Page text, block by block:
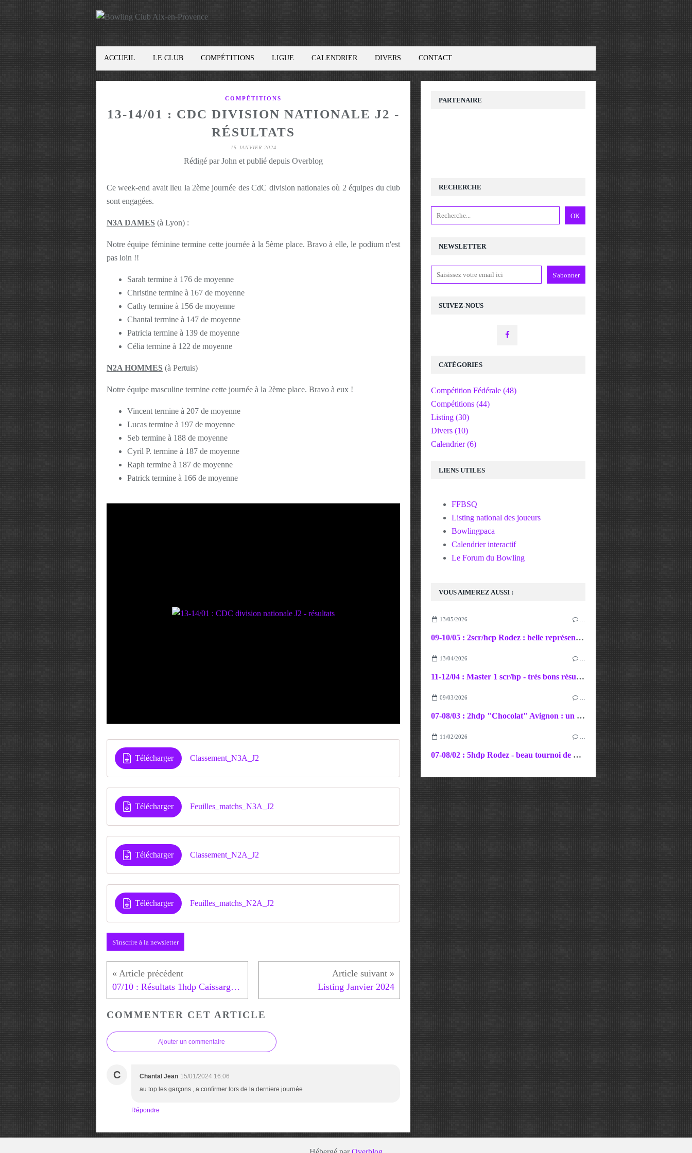
ACCUEIL LE CLUB COMPÉTITIONS LIGUE CALENDRIER DIVERS CONTACT
COMPÉTITIONS
13-14/01 : CDC DIVISION NATIONALE J2 -
RÉSULTATS
15 JANVIER 2024
Rédigé par John et publié depuis Overblog
Ce week-end avait lieu la 2ème journée des CdC division nationales où 2 équipes du club
sont engagées.
N3A DAMES (à Lyon) :
Notre équipe féminine termine cette journée à la 5ème place. Bravo à elle, le podium n'est
pas loin !!
Sarah termine à 176 de moyenne
Christine termine à 167 de moyenne
Cathy termine à 156 de moyenne
Chantal termine à 147 de moyenne
Patricia termine à 139 de moyenne
Célia termine à 122 de moyenne
N2A HOMMES (à Pertuis)
Notre équipe masculine termine cette journée à la 2ème place. Bravo à eux !
Vincent termine à 207 de moyenne
Lucas termine à 197 de moyenne
Seb termine à 188 de moyenne
Cyril P. termine à 187 de moyenne
Raph termine à 187 de moyenne
Patrick termine à 166 de moyenne
Télécharger Classement_N3A_J2
Télécharger Feuilles_matchs_N3A_J2
Télécharger Classement_N2A_J2
Télécharger Feuilles_matchs_N2A_J2
S'inscrire à la newsletter
07/10 : Résultats 1hdp Caissargues Listing Janvier 2024
COMMENTER CET ARTICLE
Ajouter un commentaire
C Chantal Jean 15/01/2024 16:06
au top les garçons , a confirmer lors de la derniere journée
Répondre
NEWSLETTER
SUIVEZ-NOUS
RECHERCHE
VOUS AIMEREZ AUSSI :
13/05/2026
09-10/05 : 2scr/hcp Rodez : belle représentation du club + un 300 de Seb !
13/04/2026
11-12/04 : Master 1 scr/hp - très bons résultats dans l'ensemble et un 300 de Nico !
09/03/2026
07-08/03 : 2hdp "Chocolat" Avignon : un nouveau podium !
11/02/2026
07-08/02 : 5hdp Rodez - beau tournoi de notre équipe !
CATÉGORIES
Compétition Fédérale (48)
Compétitions (44)
Listing (30)
Divers (10)
Calendrier(6)
PARTENAIRE
LIENS UTILES
FFBSQ
Listing national des joueurs
Bowlingpaca
Calendrier interactif
Le Forum du Bowling